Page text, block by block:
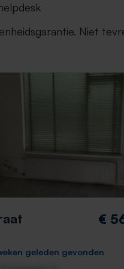
Niet
€
geleden gevonden